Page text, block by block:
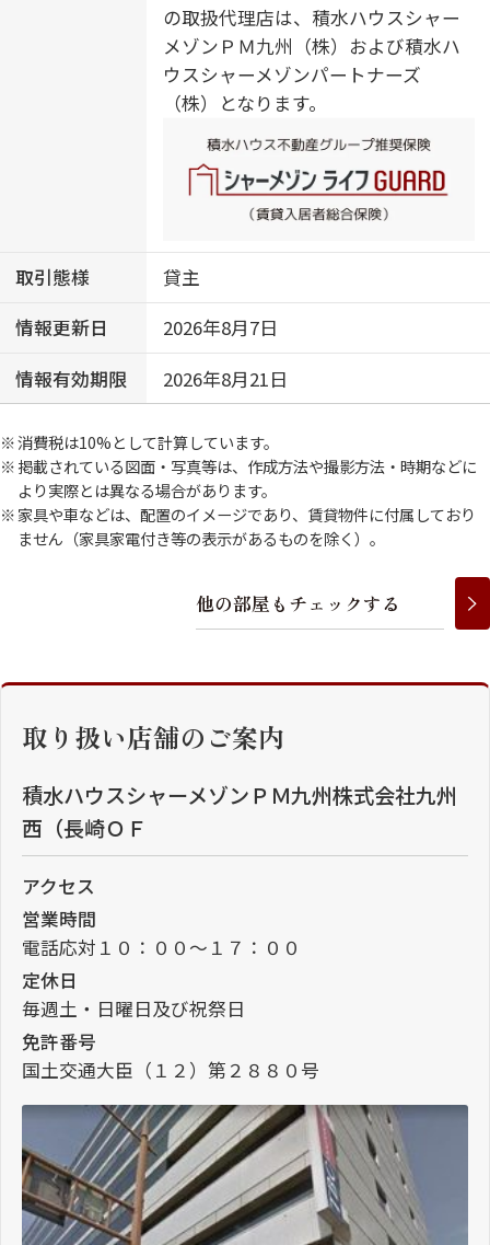
の取扱代理店は、積水ハウスシャー
メゾンＰＭ九州（株）および積水ハ
ウスシャーメゾンパートナーズ
（株）となります。
取引態様
貸主
情報更新日
2026年8月7日
情報有効期限
2026年8月21日
消費税は10%として計算しています。
掲載されている図面・写真等は、作成方法や撮影方法・時期などに
より実際とは異なる場合があります。
家具や車などは、配置のイメージであり、賃貸物件に付属しており
ません（家具家電付き等の表示があるものを除く）。
他の部屋 も チェ ッ クする
取り扱い店舗のご案内
積水ハウスシャーメゾンＰＭ九州株式会社九州
西（長崎ＯＦ
アクセス
営業時間
電話応対１０：００～１７：００
定休日
毎週土・日曜日及び祝祭日
免許番号
国土交通大臣（１２）第２８８０号